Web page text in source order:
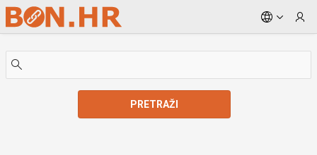
Skip to Main Content
PRETRAŽI